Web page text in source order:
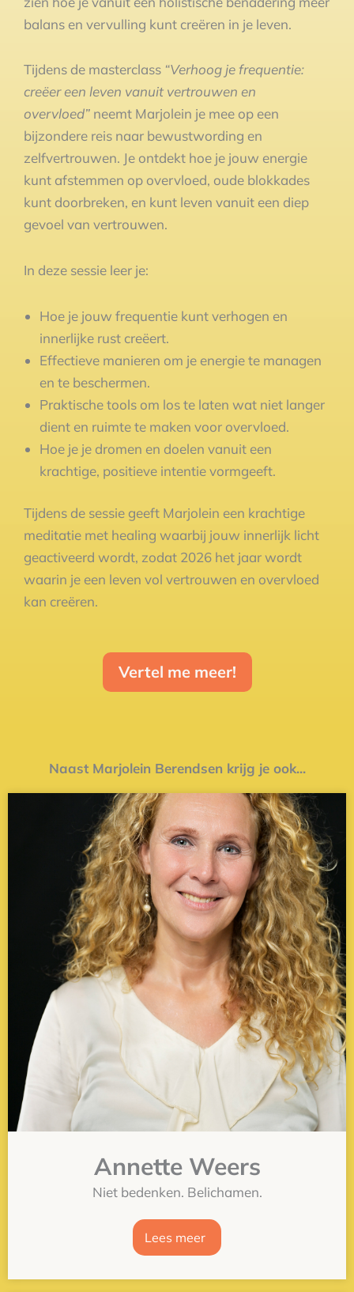
balans en vervulling kunt creëren in je leven.
Tijdens de masterclass “Verhoog je frequentie:
creëer een leven vanuit vertrouwen en
overvloed” neemt Marjolein je mee op een
bijzondere reis naar bewustwording en
zelfvertrouwen. Je ontdekt hoe je jouw energie
kunt afstemmen op overvloed, oude blokkades
kunt doorbreken, en kunt leven vanuit een diep
gevoel van vertrouwen.
In deze sessie leer je:
Hoe je jouw frequentie kunt verhogen en
innerlijke rust creëert.
Effectieve manieren om je energie te managen
en te beschermen.
Praktische tools om los te laten wat niet langer
dient en ruimte te maken voor overvloed.
Hoe je je dromen en doelen vanuit een
krachtige, positieve intentie vormgeeft.
Tijdens de sessie geeft Marjolein een krachtige
meditatie met healing waarbij jouw innerlijk licht
geactiveerd wordt, zodat 2026 het jaar wordt
waarin je een leven vol vertrouwen en overvloed
kan creëren.
Vertel me meer!
Naast Marjolein Berendsen krijg je ook...
Annette Weers
Niet bedenken. Belichamen.
Lees meer